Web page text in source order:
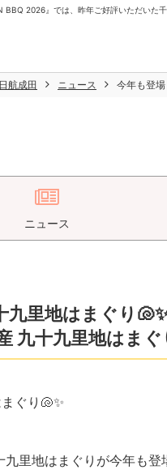
BBQ 2026』では、昨年ご好評いただいた
航成田 ニュース 今年も登
ニュース
九里地はまぐり
九十九里地はま
ぐり🐚✨
里地はまぐりが今年も登